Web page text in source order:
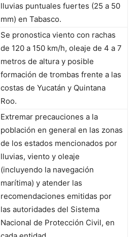
lluvias puntuales fuertes (25 a 50
mm) en Tabasco.
Se pronostica viento con rachas
de 120 a 150 km/h, oleaje de 4 a 7
metros de altura y posible
formación de trombas frente a las
costas de Yucatán y Quintana
Roo.
Extremar precauciones a la
población en general en las zonas
de los estados mencionados por
lluvias, viento y oleaje
(incluyendo la navegación
marítima) y atender las
recomendaciones emitidas por
las autoridades del Sistema
Nacional de Protección Civil, en